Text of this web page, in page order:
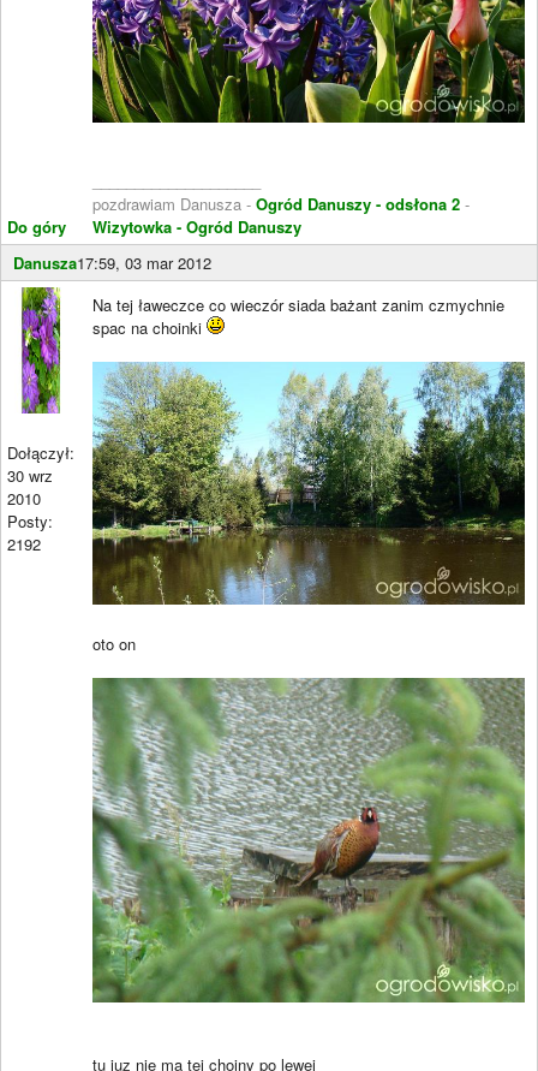
Do góry
pozdrawiam Danusza - Ogród Danuszy - odsłona 2 -
Wizytowka - Ogród Danuszy
Danusza17:59, 03 mar 2012
Dołączył:
30 wrz
2010
Posty:
2192
Na tej ławeczce co wieczór siada bażant zanim czmychnie
spac na choinki
oto on
tu juz nie ma tej choiny po lewej